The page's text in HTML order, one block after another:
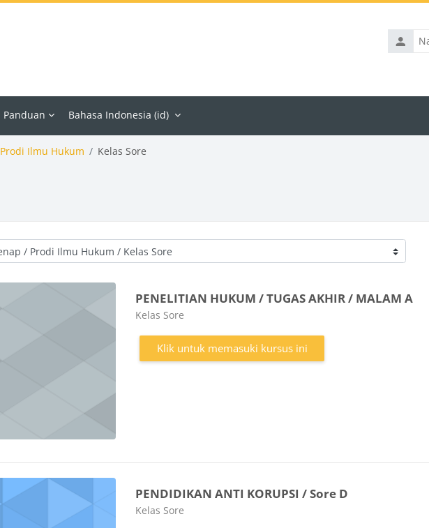
Nama
pengguna
Panduan Bahasa Indonesia ‎(id)‎
Prodi Ilmu Hukum Kelas Sore
PENELITIAN HUKUM / TUGAS AKHIR / MALAM A
Kategori kursus
Kelas Sore
Klik untuk memasuki kursus ini
PENDIDIKAN ANTI KORUPSI / Sore D
Kategori kursus
Kelas Sore